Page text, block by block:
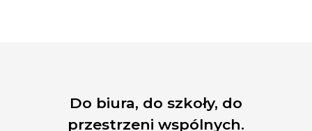
Do biura, do szkoły, do
przestrzeni wspólnych.